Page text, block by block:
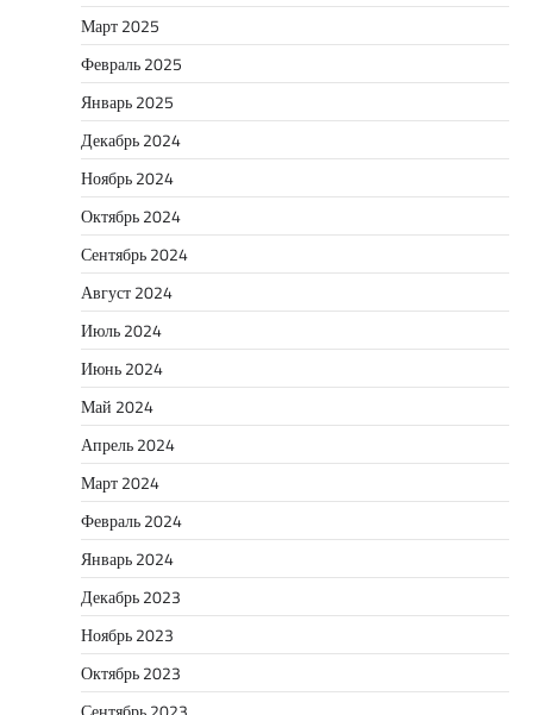
Март 2025
Февраль 2025
Январь 2025
Декабрь 2024
Ноябрь 2024
Октябрь 2024
Сентябрь 2024
Август 2024
Июль 2024
Июнь 2024
Май 2024
Апрель 2024
Март 2024
Февраль 2024
Январь 2024
Декабрь 2023
Ноябрь 2023
Октябрь 2023